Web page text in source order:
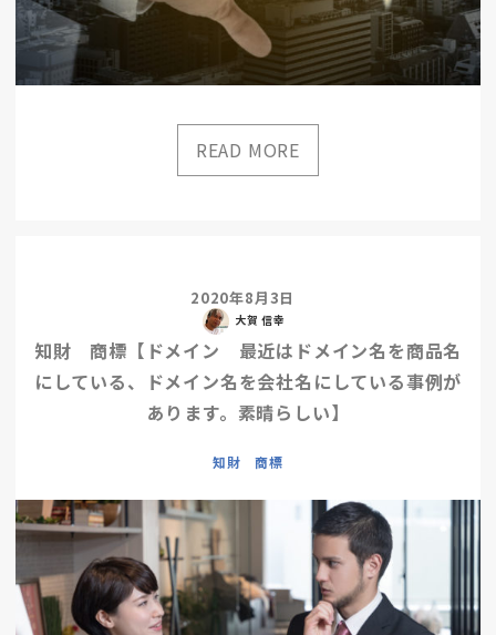
知財 商標【ドメイン 最近はドメイン名を商品名
にしている、ドメイン名を会社名にしている事例が
あります。素晴らしい】
知財 商標
大賀 信幸
2020年8月3日